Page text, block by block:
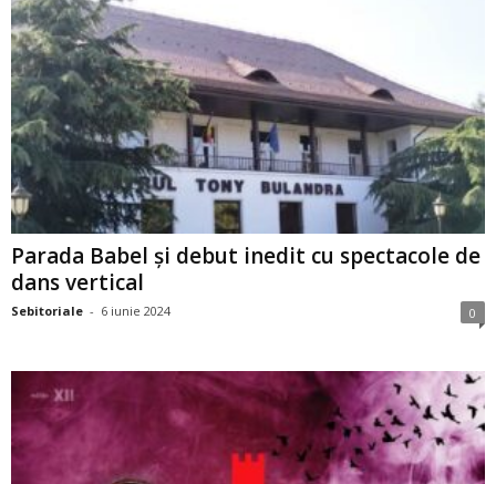
Parada Babel și debut inedit cu spectacole de
dans vertical
Sebitoriale - 6 iunie 2024 0